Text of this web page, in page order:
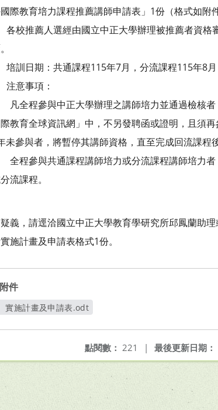
際教育培力課程推薦講師申請表」1份（格式如
校推薦人選經由國立中正大學辦理被推薦者資格
訓日期：共通課程115年7月，分流課程115年8
意事項：
凡全程參與中正大學辦理之講師培力並通過檢核
教育全球資訊網」中，不另發聘函或證明，且須
未參與者，將暫停其講師資格，直至完成回流課程
全程參與共通課程講師培力或分流課程講師培力
流課程。
義，請逕洽國立中正大學教育學研究所邱鳳蘭助
施計畫及申請表格式1份。
件
實施計畫及申請表.odt
最後更新日期：
點閱數： 221 |